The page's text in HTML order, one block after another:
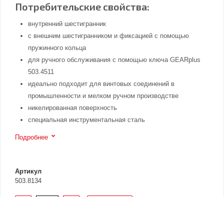
Потребительские свойства:
внутренний шестигранник
с внешним шестигранником и фиксацией с помощью
пружинного кольца
для ручного обслуживания с помощью ключа GEARplus
503.4511
идеально подходит для винтовых соединений в
промышленности и мелком ручном производстве
никелированная поверхность
специальная инструментальная сталь
Подробнее
Артикул
503.8134